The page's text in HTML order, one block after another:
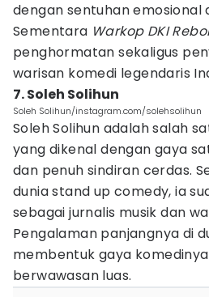
dengan sentuhan emosional
Sementara Warkop DKI
penghormatan sekaligus
warisan komedi legendaris
7. Soleh Solihun
Soleh Solihun/instagram.com/solehsolihun
Soleh Solihun adalah salah
yang dikenal dengan gaya
dan penuh sindiran cerdas.
dunia stand up comedy, ia
sebagai jurnalis musik dan
Pengalaman panjangnya di
membentuk gaya
berwawasan luas.